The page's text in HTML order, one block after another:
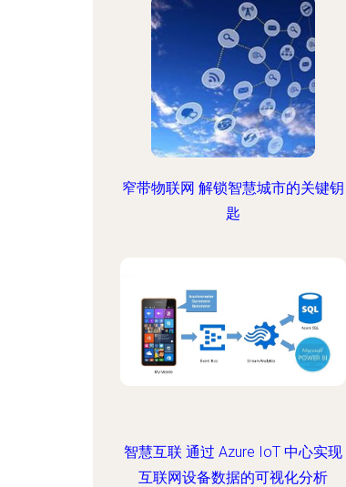
窄带物联网 解锁智慧城市的关键钥
匙
智慧互联 通过 Azure IoT 中心实现
互联网设备数据的可视化分析